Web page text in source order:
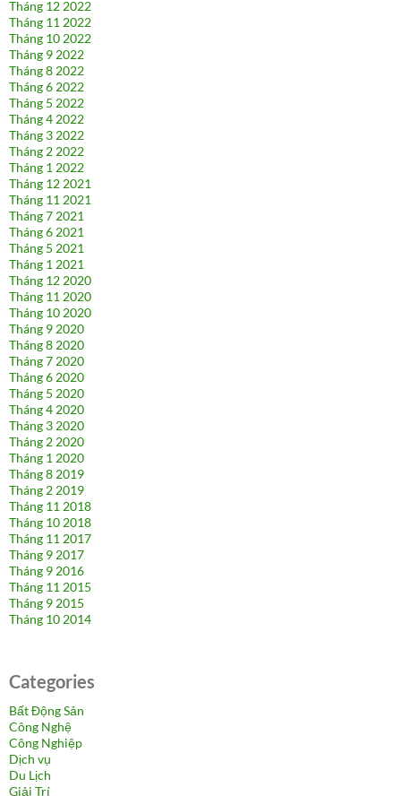
Tháng 12 2022
Tháng 11 2022
Tháng 10 2022
Tháng 9 2022
Tháng 8 2022
Tháng 6 2022
Tháng 5 2022
Tháng 4 2022
Tháng 3 2022
Tháng 2 2022
Tháng 1 2022
Tháng 12 2021
Tháng 11 2021
Tháng 7 2021
Tháng 6 2021
Tháng 5 2021
Tháng 1 2021
Tháng 12 2020
Tháng 11 2020
Tháng 10 2020
Tháng 9 2020
Tháng 8 2020
Tháng 7 2020
Tháng 6 2020
Tháng 5 2020
Tháng 4 2020
Tháng 3 2020
Tháng 2 2020
Tháng 1 2020
Tháng 8 2019
Tháng 2 2019
Tháng 11 2018
Tháng 10 2018
Tháng 11 2017
Tháng 9 2017
Tháng 9 2016
Tháng 11 2015
Tháng 9 2015
Tháng 10 2014
Categories
Bất Động Sản
Công Nghệ
Công Nghiệp
Dịch vụ
Du Lịch
Giải Trí